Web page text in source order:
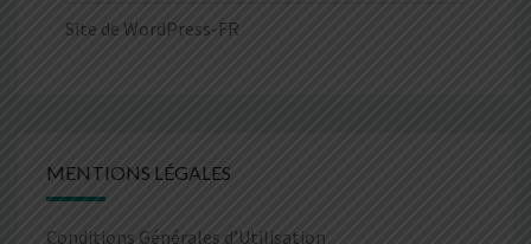
Site de WordPress-FR
MENTIONS LÉGALES
Conditions Générales d’Utilisation